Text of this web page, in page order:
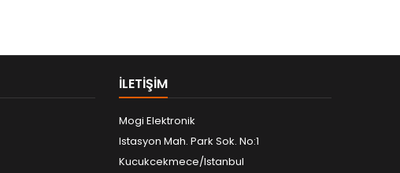
ILETIŞIM
Mogi Elektronik
Istasyon Mah. Park Sok. No:1
Kucukcekmece/Istanbul